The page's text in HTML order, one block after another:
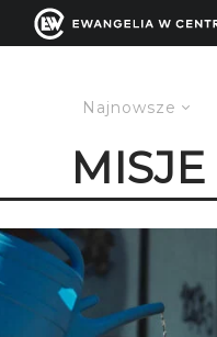
Najnowsze
MISJE